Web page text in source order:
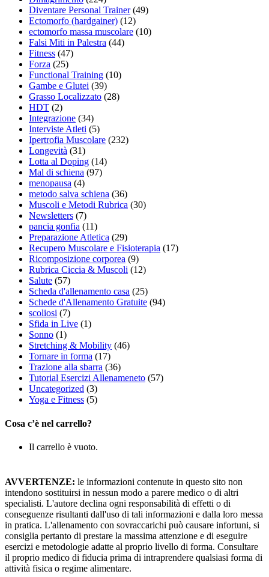
Diventare Personal Trainer(49)
Ectomorfo (hardgainer) (12)
ectomorfo massa muscolare (10)
Falsi Miti in Palestra (44)
Fitness (47)
Forza (25)
Functional Training (10)
Gambe e Glutei (39)
Grasso Localizzato (28)
HDT (2)
Integrazione (34)
Interviste Atleti (5)
Ipertrofia Muscolare (232)
Longevità (31)
Lotta al Doping (14)
Mal di schiena (97)
menopausa (4)
metodo salva schiena (36)
Muscoli e Metodi Rubrica (30)
Newsletters (7)
pancia gonfia (11)
Preparazione Atletica (29)
Recupero Muscolare e Fisioterapia (17)
Ricomposizione corporea (9)
Rubrica Ciccia & Muscoli (12)
Salute (57)
Scheda d'allenamento casa (25)
Schede d'Allenamento Gratuite (94)
scoliosi (7)
Sfida in Live (1)
Sonno (1)
Stretching & Mobility (46)
Tornare in forma (17)
Trazione alla sbarra (36)
Tutorial Esercizi Allenameneto (57)
Uncategorized (3)
Yoga e Fitness (5)
Cosa c’è nel carrello?
Il carrello è vuoto.
AVVERTENZE: le informazioni contenute in questo sito non
intendono sostituirsi in nessun modo a parere medico o di altri
specialisti. L'autore declina ogni responsabilità di effetti o di
conseguenze risultanti dall'uso di tali informazioni e dalla loro messa
in pratica. L'allenamento con sovraccarichi può causare infortuni, si
consiglia pertanto di prestare la massima attenzione e di eseguire
esercizi e metodologie adatte al proprio livello di forma. Consultare
il proprio medico di fiducia prima di intraprendere qualsiasi forma di
attività fisica o regime alimentare.